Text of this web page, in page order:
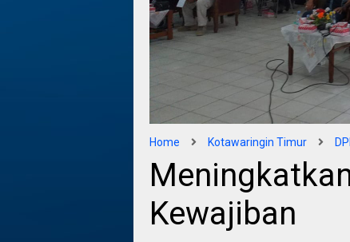
Home Kotawaringin Timur
Kewajiban